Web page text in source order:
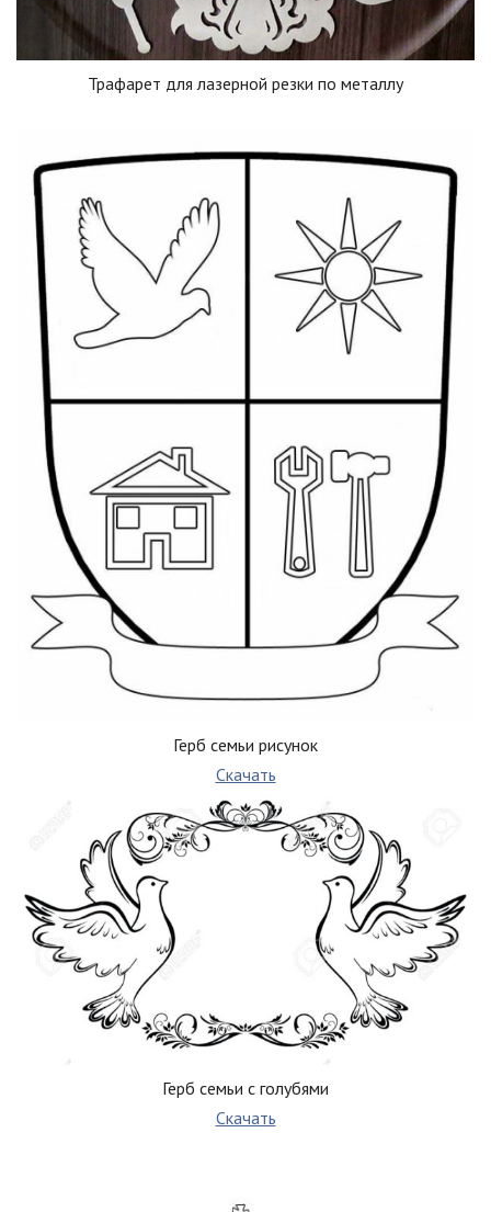
Трафарет для лазерной резки по металлу
Герб семьи рисунок
Скачать
Герб семьи с голубями
Скачать